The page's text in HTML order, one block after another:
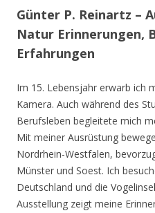
Günter P. Reinartz –
Natur Erinnerungen,
Erfahrungen
Im 15. Lebensjahr erwarb ich
Kamera. Auch während des
Berufsleben begleitete mich
Mit meiner Ausrüstung
Nordrhein-Westfalen,
Münster und Soest. Ich
Deutschland und die
Ausstellung zeigt meine